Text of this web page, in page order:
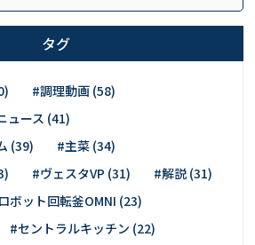
タグ
#調理動画 (58)
ュース (41)
(39)
#主菜 (34)
#ヴェスタVP (31)
#解説 (31)
ボット回転釜OMNI (23)
#セントラルキッチン (22)